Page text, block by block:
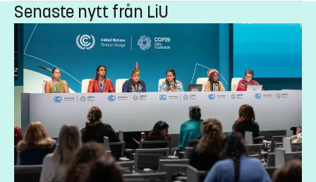
Senaste nytt från LiU